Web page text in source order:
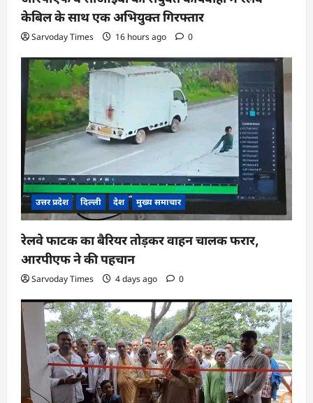
केबिल के साथ एक अभियुक्त गिरफ्तार
Sarvoday Times 16 hours ago 0
उत्तर प्रदेश दिल्ली देश मुख्य समाचार
रेलवे फाटक का बैरियर तोड़कर वाहन चालक फरार,
आरपीएफ ने की पहचान
Sarvoday Times 4 days ago 0